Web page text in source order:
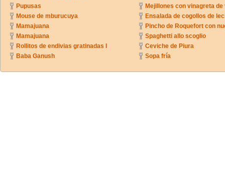
Pupusas
Mouse de mburucuya
Mamajuana
Mamajuana
Rollitos de endivias gratinadas I
Baba Ganush
Mejillones con vinagreta
Ensalada de cogollos de
Pincho de Roquefort con
Spaghetti allo scoglio
Ceviche de Piura
Sopa fría